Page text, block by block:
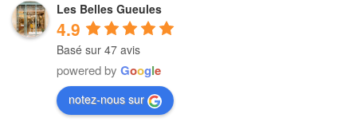
Les Belles Gueules
4.9
Basé sur 47 avis
powered by Google
notez-nous sur